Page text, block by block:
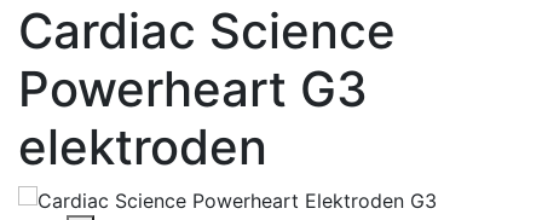
Cardiac Science
Powerheart G3
elektroden